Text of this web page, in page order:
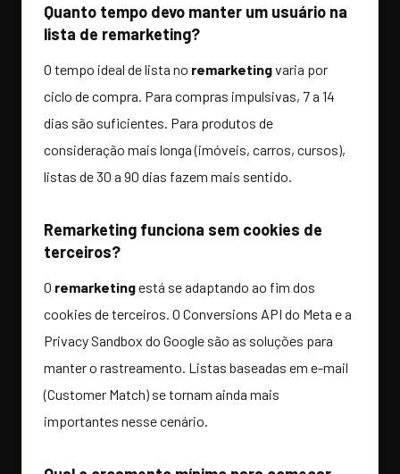
Quanto tempo devo manter um usuário na
lista de remarketing?
O tempo ideal de lista no remarketingvaria por
ciclo de compra. Para compras impulsivas, 7 a 14
dias são suficientes. Para produtos de
consideração mais longa (imóveis, carros, cursos),
listas de 30 a 90 dias fazem mais sentido.
Remarketing funciona sem cookies de
terceiros?
O remarketingestá se adaptando ao fim dos
cookies de terceiros. O Conversions API do Meta e a
Privacy Sandbox do Google são as soluções para
manter o rastreamento. Listas baseadas em e-mail
(Customer Match) se tornam ainda mais
importantes nesse cenário.